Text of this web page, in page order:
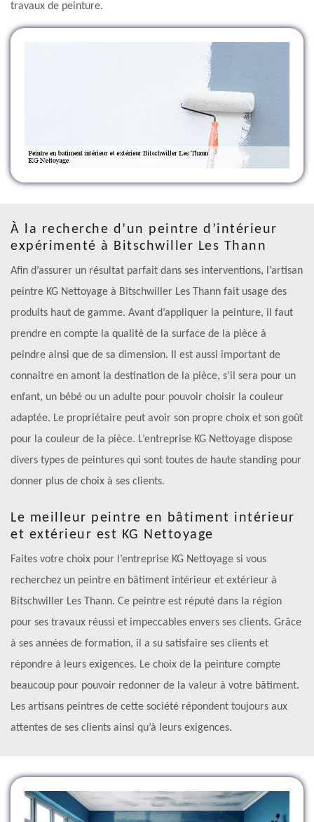
travaux de peinture.
À la recherche d’un peintre d’intérieur
expérimenté à Bitschwiller Les Thann
Afin d’assurer un résultat parfait dans ses interventions, l’artisan
peintre KG Nettoyage à Bitschwiller Les Thann fait usage des
produits haut de gamme. Avant d’appliquer la peinture, il faut
prendre en compte la qualité de la surface de la pièce à
peindre ainsi que de sa dimension. Il est aussi important de
connaitre en amont la destination de la pièce, s’il sera pour un
enfant, un bébé ou un adulte pour pouvoir choisir la couleur
adaptée. Le propriétaire peut avoir son propre choix et son goût
pour la couleur de la pièce. L’entreprise KG Nettoyage dispose
divers types de peintures qui sont toutes de haute standing pour
donner plus de choix à ses clients.
Le meilleur peintre en bâtiment intérieur
et extérieur est KG Nettoyage
Faites votre choix pour l’entreprise KG Nettoyage si vous
recherchez un peintre en bâtiment intérieur et extérieur à
Bitschwiller Les Thann. Ce peintre est réputé dans la région
pour ses travaux réussi et impeccables envers ses clients. Grâce
à ses années de formation, il a su satisfaire ses clients et
répondre à leurs exigences. Le choix de la peinture compte
beaucoup pour pouvoir redonner de la valeur à votre bâtiment.
Les artisans peintres de cette société répondent toujours aux
attentes de ses clients ainsi qu’à leurs exigences.